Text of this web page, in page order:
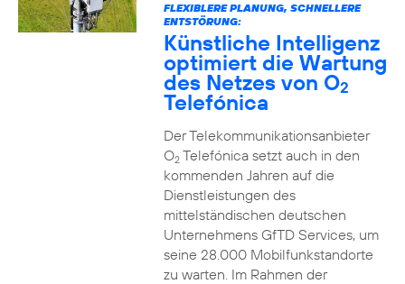
FLEXIBLERE PLANUNG, SCHNELLERE
ENTSTÖRUNG:
Künstliche Intelligenz
optimiert die Wartung
des Netzes von O2
Telefónica
Der Telekommunikationsanbieter
O2Telefónica setzt auch in den
kommenden Jahren auf die
Dienstleistungen des
mittelständischen deutschen
Unternehmens GfTD Services, um
seine 28.000 Mobilfunkstandorte
zu warten. Im Rahmen der